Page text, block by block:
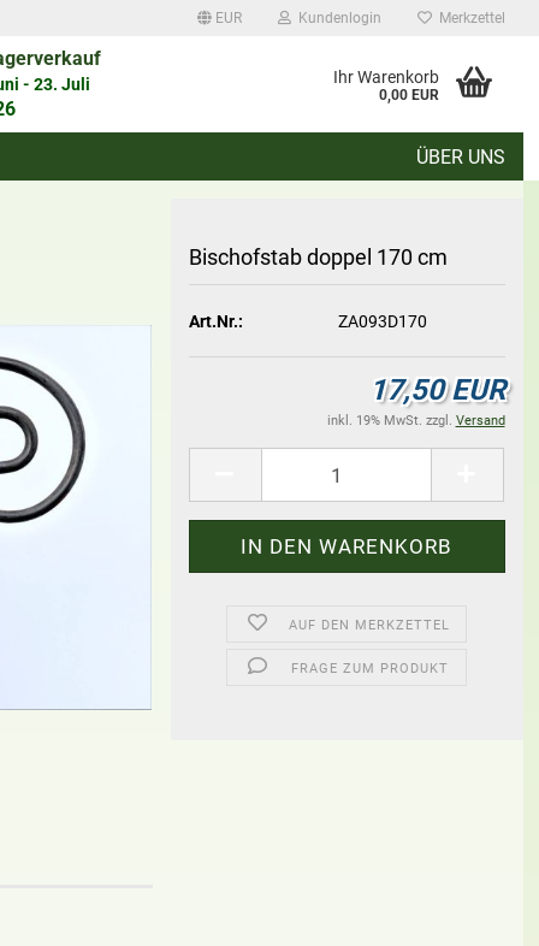
EUR Kundenlogin
Passwort vergessen?
Merkzettel
- 23. Juli Ihr Warenkorb
0,00 EUR
ÜBER UNS
Bi­schof­stab dop­pel 170 cm
Art.Nr.: ZA093D170
17,50 EUR
inkl. 19% MwSt. zzgl. Versand
AUF DEN MERKZETTEL
FRAGE ZUM PRODUKT